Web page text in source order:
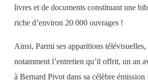
livres et de documents constituant une
riche d’environ 20 000 ouvrages !
Ainsi, Parmi ses apparitions télévisuelles,
notamment l’entretien qu’il offrit, un an
à Bernard Pivot dans sa célèbre